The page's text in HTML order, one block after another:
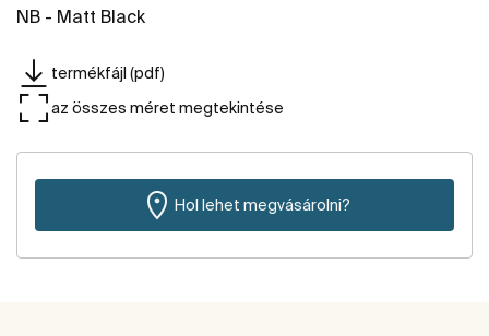
NB - Matt Black
termékfájl (pdf)
az összes méret megtekintése
Hol lehet megvásárolni?